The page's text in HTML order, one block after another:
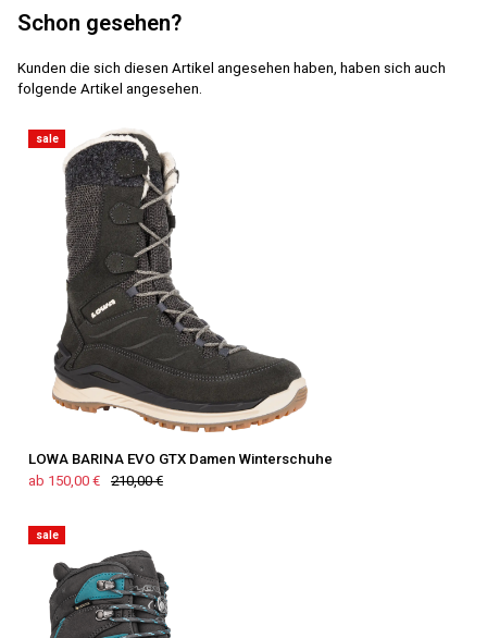
Schon gesehen?
Kunden die sich diesen Artikel angesehen haben, haben sich auch
folgende Artikel angesehen.
sale
LOWA BARINA EVO GTX Damen Winterschuhe
ab 150,00 €
210,00 €
sale